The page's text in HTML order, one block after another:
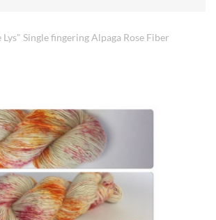
Lys" Single fingering Alpaga Rose Fiber